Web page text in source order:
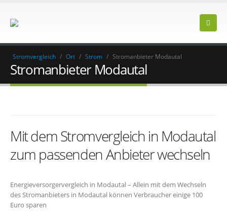
Stromvergleich / Ort / Strom / Stromanbieter Modautal
Stromanbieter Modautal
Mit dem Stromvergleich in Modautal
zum passenden Anbieter wechseln
Energieversorgervergleich in Modautal – Allein mit dem Wechseln
des Stromanbieters in Modautal können Verbraucher einige 100
Euro sparen